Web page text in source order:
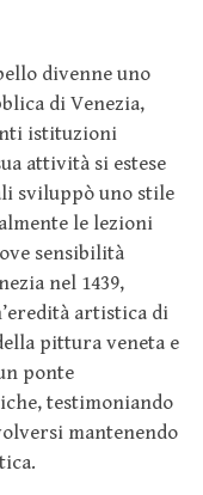
divenne uno
di Venezia,
istituzioni
attività si estese
sviluppò uno stile
le lezioni
sensibilità
nel 1439,
artistica di
pittura veneta e
ponte
testimoniando
mantenendo